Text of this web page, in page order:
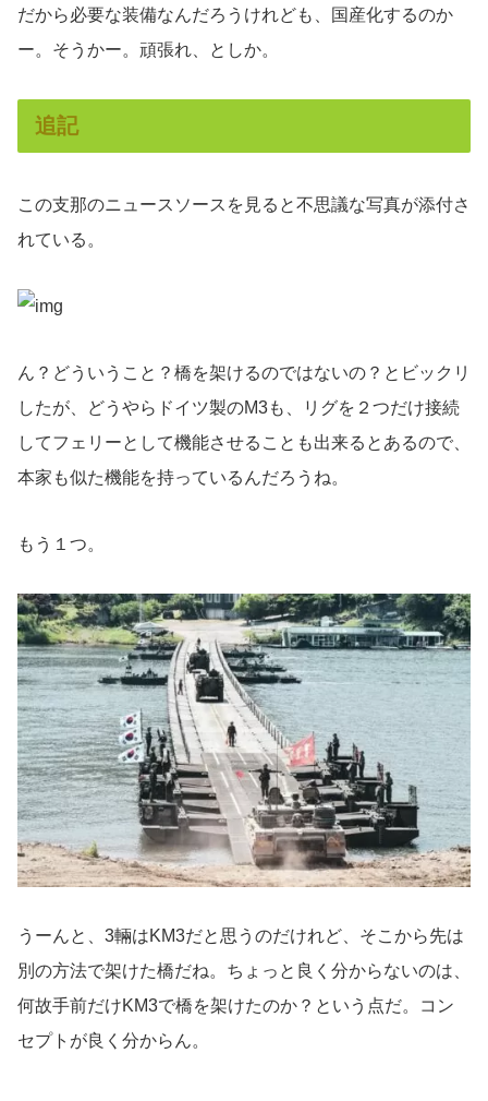
だから必要な装備なんだろうけれども、国産化するのか
ー。そうかー。頑張れ、としか。
追記
この支那のニュースソースを見ると不思議な写真が添付さ
れている。
ん？どういうこと？橋を架けるのではないの？とビックリ
したが、どうやらドイツ製のM3も、リグを２つだけ接続
してフェリーとして機能させることも出来るとあるので、
本家も似た機能を持っているんだろうね。
もう１つ。
うーんと、3輛はKM3だと思うのだけれど、そこから先は
別の方法で架けた橋だね。ちょっと良く分からないのは、
何故手前だけKM3で橋を架けたのか？という点だ。コン
セプトが良く分からん。